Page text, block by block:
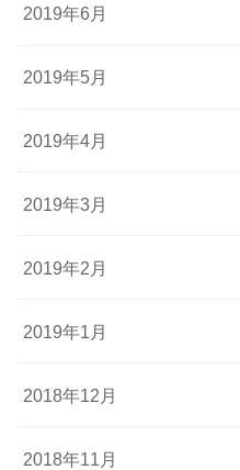
2019年6月
2019年5月
2019年4月
2019年3月
2019年2月
2019年1月
2018年12月
2018年11月